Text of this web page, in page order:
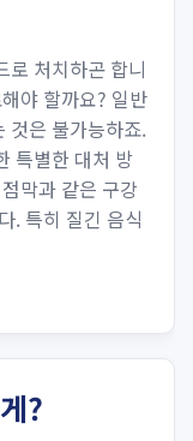
로 처치하곤 합니
야 할까요? 일반
것은 불가능하죠.
특별한 대처 방
막과 같은 구강
. 특히 질긴 음식
?